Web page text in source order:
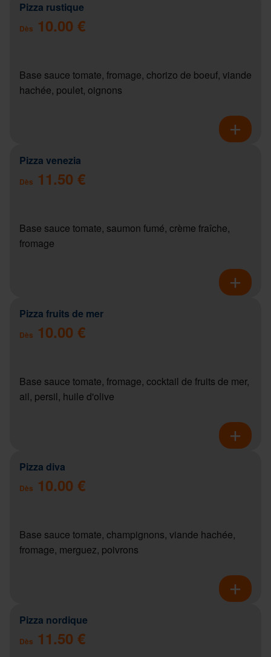
Pizza rustique
Dès 10.00 €
Base sauce tomate, fromage, chorizo de boeuf, viande
hachée, poulet, oignons
Pizza venezia
Dès 11.50 €
Base sauce tomate, saumon fumé, crème fraîche,
fromage
Pizza fruits de mer
Dès 10.00 €
Base sauce tomate, fromage, cocktail de fruits de mer,
ail, persil, huile d'olive
Pizza diva
Dès 10.00 €
Base sauce tomate, champignons, viande hachée,
fromage, merguez, poivrons
Pizza nordique
Dès 11.50 €